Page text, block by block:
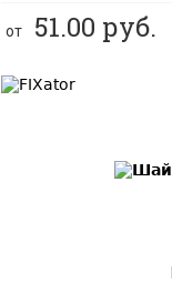
от 51.00 руб.